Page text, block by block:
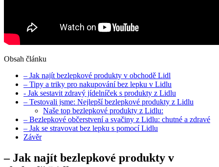
Obsah článku
– Jak najít ‍bezlepkové produkty v obchodě Lidl
– Tipy a triky pro nakupování bez lepku v ⁤Lidlu
-‍ Jak⁢ sestavit zdravý jídelníček s produkty z Lidlu
– Testovali jsme: Nejlepší bezlepkové produkty z Lidlu
Naše top bezlepkové produkty z Lidlu:
– Bezlepkové občerstvení a⁤ svačiny z Lidlu: chutné ⁤a zdravé
– Jak⁤ se stravovat bez lepku s pomocí Lidlu
Závěr
– Jak najít ‍bezlepkové produkty v